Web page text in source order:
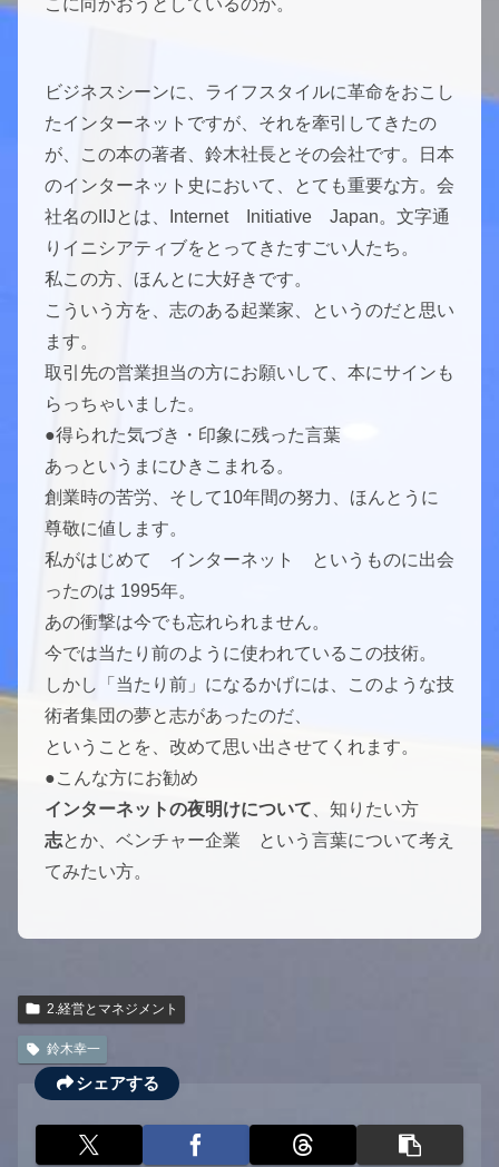
こに向かおうとしているのか。
ビジネスシーンに、ライフスタイルに革命をおこし
たインターネットですが、それを牽引してきたの
が、この本の著者、鈴木社長とその会社です。日本
のインターネット史において、とても重要な方。会
社名のIIJとは、Internet Initiative Japan。文字通
りイニシアティブをとってきたすごい人たち。
私この方、ほんとに大好きです。
こういう方を、志のある起業家、というのだと思い
ます。
取引先の営業担当の方にお願いして、本にサインも
らっちゃいました。
●得られた気づき・印象に残った言葉
あっというまにひきこまれる。
創業時の苦労、そして10年間の努力、ほんとうに
尊敬に値します。
私がはじめて インターネット というものに出会
ったのは 1995年。
あの衝撃は今でも忘れられません。
今では当たり前のように使われているこの技術。
しかし「当たり前」になるかげには、このような技
術者集団の夢と志があったのだ、
ということを、改めて思い出させてくれます。
●こんな方にお勧め
インターネットの夜明けについて 、知りたい方
志とか、ベンチャー企業 という言葉について考え
てみたい方。
2.経営とマネジメント
鈴木幸一
シェアする